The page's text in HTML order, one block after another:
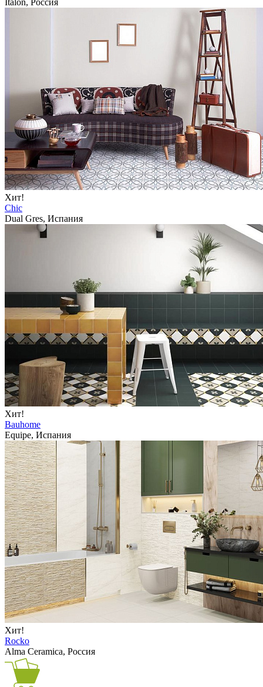
Italon, Россия
Хит!
Chic
Dual Gres, Испания
Хит!
Bauhome
Equipe, Испания
Хит!
Rocko
Alma Ceramica, Россия